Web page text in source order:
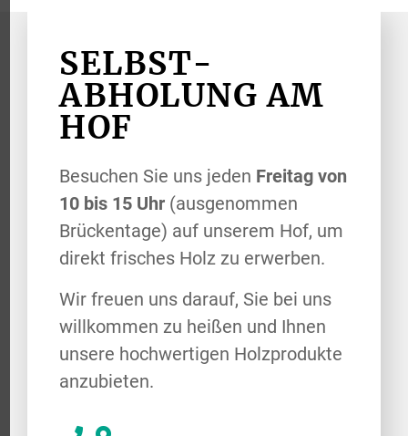
SELBST­
ABHOLUNG AM
HOF
Besuchen Sie uns jeden Freitag von
10 bis 15 Uhr (ausgenommen
Brückentage) auf unserem Hof, um
direkt frisches Holz zu erwerben.
Wir freuen uns darauf, Sie bei uns
willkommen zu heißen und Ihnen
unsere hochwertigen Holzprodukte
anzubieten.